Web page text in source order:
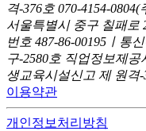
격-376호 070-4154-0804(
서울특별시 중구 칠패로
번호 487-86-00195ㅣ통
구-2580호 직업정보제공
생교육시설신고 제 원격-
이용약관
개인정보처리방침